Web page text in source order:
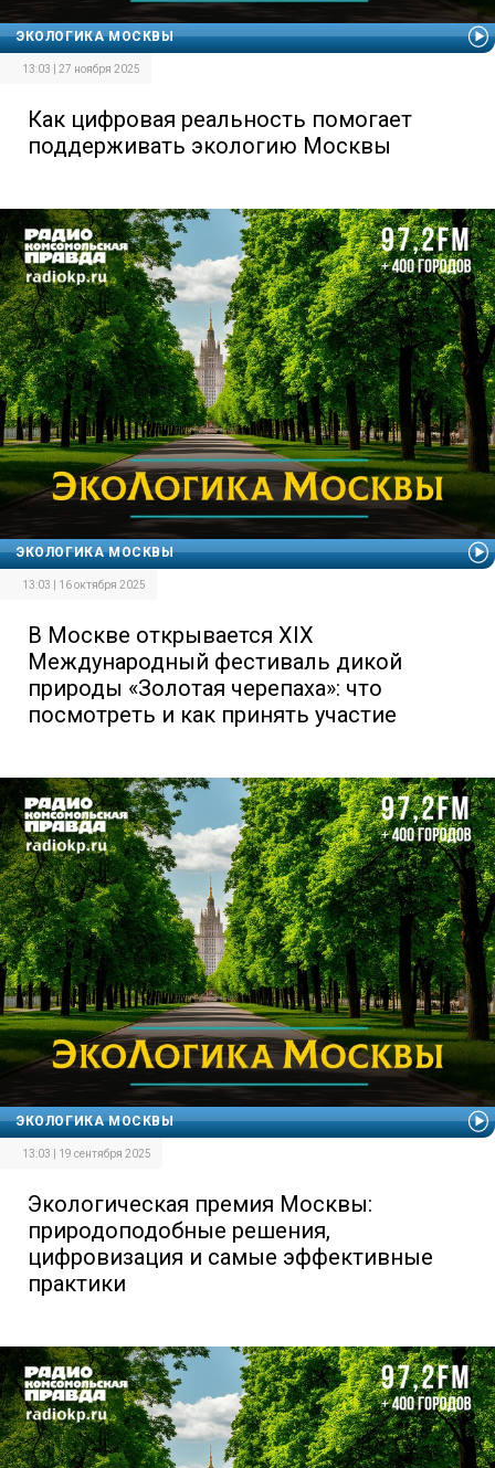
ЭКОЛОГИКА МОСКВЫ
13:03 | 27 ноября 2025
Как цифровая реальность помогает
поддерживать экологию Москвы
ЭКОЛОГИКА МОСКВЫ
13:03 | 16 октября 2025
В Москве открывается XIX
Международный фестиваль дикой
природы «Золотая черепаха»: что
посмотреть и как принять участие
ЭКОЛОГИКА МОСКВЫ
13:03 | 19 сентября 2025
Экологическая премия Москвы:
природоподобные решения,
цифровизация и самые эффективные
практики